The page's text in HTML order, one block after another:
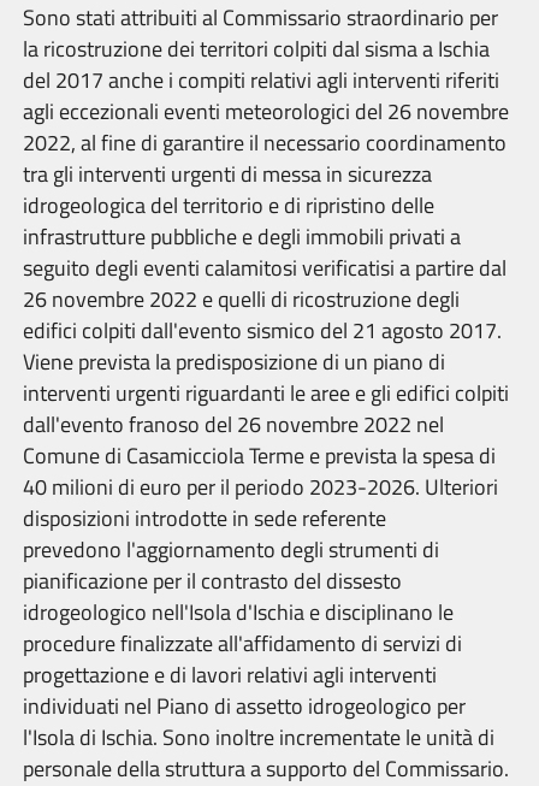
Sono stati attribuiti al Commissario straordinario per
la ricostruzione dei territori colpiti dal sisma a Ischia
del 2017 anche i compiti relativi agli interventi riferiti
agli eccezionali eventi meteorologici del 26 novembre
2022, al fine di garantire il necessario coordinamento
tra gli interventi urgenti di messa in sicurezza
idrogeologica del territorio e di ripristino delle
infrastrutture pubbliche e degli immobili privati a
seguito degli eventi calamitosi verificatisi a partire dal
26 novembre 2022 e quelli di ricostruzione degli
edifici colpiti dall'evento sismico del 21 agosto 2017.
Viene prevista la predisposizione di un piano di
interventi urgenti riguardanti le aree e gli edifici colpiti
dall'evento franoso del 26 novembre 2022 nel
Comune di Casamicciola Terme eprevista laspesa di
40 milioni di euro per il periodo 2023-2026. Ulteriori
disposizioni introdotte in sede referente
prevedono l'aggiornamento degli strumenti di
pianificazione per il contrasto del dissesto
idrogeologico nell'Isola d'Ischia e disciplinano le
procedure finalizzate all'affidamento di servizi di
progettazione e di lavori relativi agli interventi
individuati nel Piano di assetto idrogeologico per
l'Isola di Ischia. Sono inoltre incrementate le unità di
personale della struttura a supporto del Commissario.